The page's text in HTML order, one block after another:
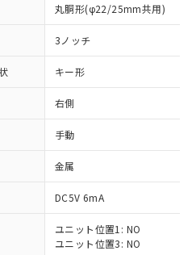
丸胴形(φ22/25mm共用)
3ノッチ
キー形
右側
手動
金属
DC5V 6mA
ユニット位置1: NO
ユニット位置3: NO